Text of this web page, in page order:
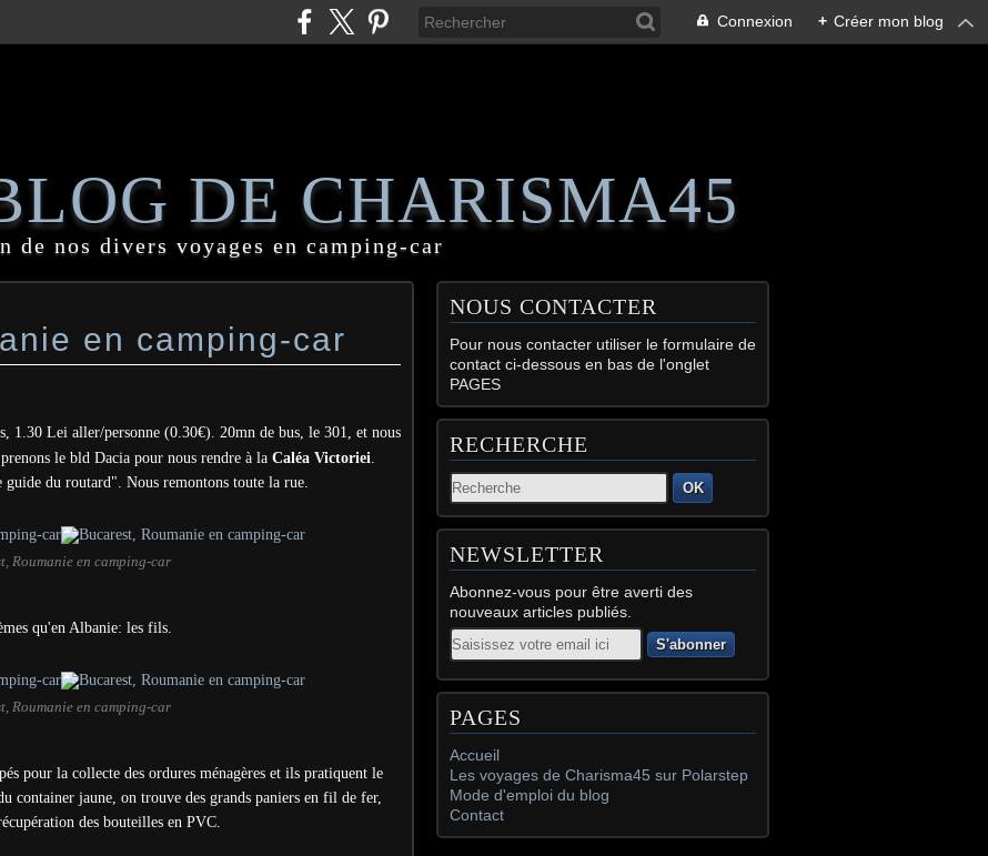
Connexion + Créer mon blog
DE CHARISMA45
de nos divers voyages en camping-car
en camping-car
1.30 Lei aller/personne (0.30€). 20mn de bus, le 301, et nous
le bld Dacia pour nous rendre à la Caléa Victoriei.
du routard". Nous remontons toute la rue.
Roumanie en camping-car
qu'en Albanie: les fils.
Roumanie en camping-car
pour la collecte des ordures ménagères et ils pratiquent le
container jaune, on trouve des grands paniers en fil de fer,
des bouteilles en PVC.
NOUS CONTACTER
Pour nous contacter utiliser le formulaire de
contact ci-dessous en bas de l'onglet
PAGES
RECHERCHE
OK
NEWSLETTER
Abonnez-vous pour être averti des
nouveaux articles publiés.
Email
PAGES
Accueil
Les voyages de Charisma45 sur Polarstep
Mode d'emploi du blog
Contact